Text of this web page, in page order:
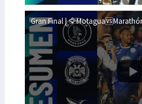
Gran Final |